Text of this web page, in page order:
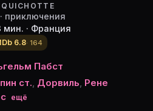
QUICHOTTE
приключения
мин. · Франция
6.8· 164
Пабст
ст., Дорвиль, Рене
ещё